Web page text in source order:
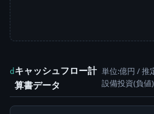
d キャッシュフロー計
算書データ
単位:億円 / 推
設備投資(負値)